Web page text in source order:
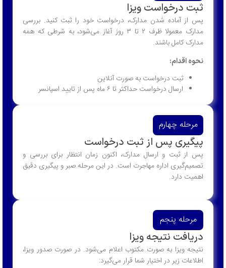
ویزا
شدن مدارک، درخواست خود را ثبت کنید. بررسی
مدارک معمولا ظرف ۲ تا ۳ روز آغاز می‌شود، به شرطی که همه
باشند.
ثبت درخواست به صورت آنلاین
ارسال درخواست حداکثر تا ۶ ماه پس از تایید اسپانسر
پس از ثبت درخواست
و ارسال مدارک، اکنون زمان انتظار برای بررسی و
اداره مهاجرت است. در این مرحله صبر و پیگیری دقیق
نتیجه ویزا
به صورت مکتوب اعلام می‌شود. در صورت صدور ویزا،
زیر در اختیار شما قرار می‌گیرد: